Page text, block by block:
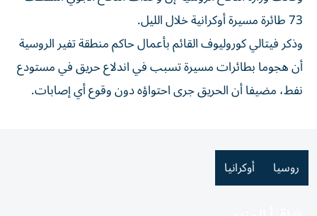
73 طائرة مسيرة أوكرانية خلال الليل.
وذكر ​فيتالي ‌كوروليوف القائم ‌بأعمال حاكم منطقة تفير الروسية
أن هجوما بطائرات مسيرة ‌تسبب في ‌اندلاع ⁠حريق في مستودع
‌نفط، مضيفا أن الحريق جرى احتواؤه ⁠دون وقوع ​أي إصابات.
روسيا أوكرانيا